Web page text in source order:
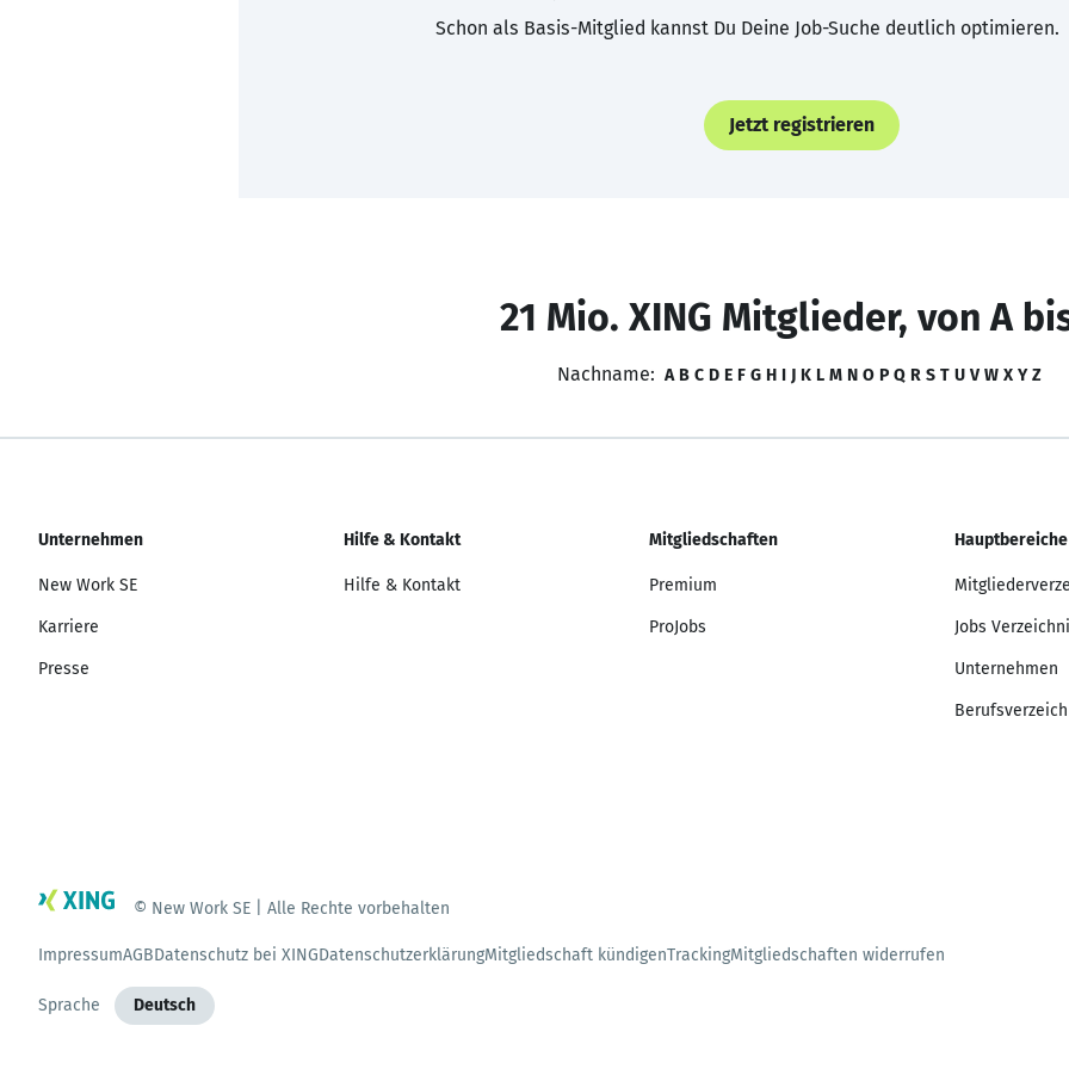
Schon als Basis-Mitglied kannst Du Deine Job-Suche deutlich optimieren.
Jetzt registrieren
21 Mio. XING Mitglieder, von A
Nachname: A B C D E F G H I J K L M N O P Q R S T U V W X Y Z
Unternehmen
New Work SE
Karriere
Presse
Hilfe & Kontakt
Hilfe & Kontakt
Mitgliedschaften
Premium
ProJobs
Hauptbereiche
Jobs
Unternehmen
© New Work SE | Alle Rechte vorbehalten
ImpressumAGBDatenschutz bei XINGDatenschutzerklärungMitgliedschaft kündigenTrackingMitgliedschaften widerrufen
Sprache Deutsch